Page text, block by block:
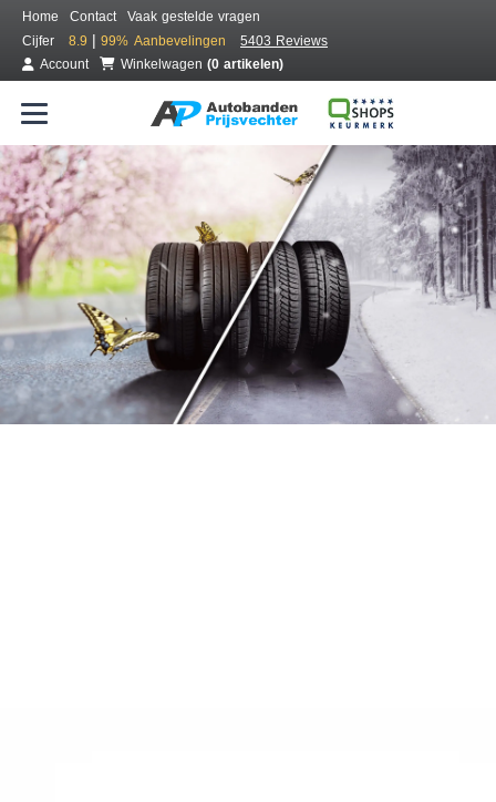
Home Contact
Vaak gestelde vragen
Cijfer
8.9 | 99% Aanbevelingen
5403 Reviews
Account
Winkelwagen (0 artikelen)
Bestel voordelig all season banden
Gratis bezorgd of montage bij jou in de buurt
Seizoen:
Merken: